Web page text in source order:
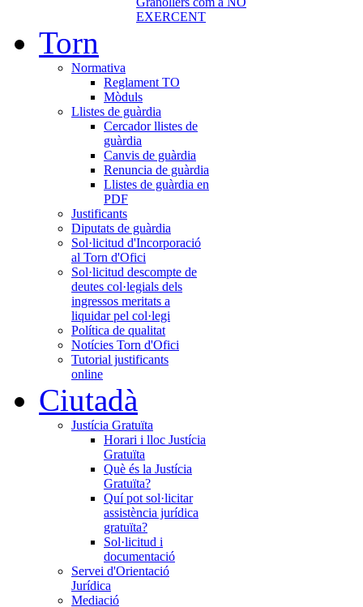
EXERCENT
Torn
Normativa
Reglament TO
Mòduls
Llistes de guàrdia
Cercador llistes de
guàrdia
Canvis de guàrdia
Renuncia de guàrdia
Llistes de guàrdia en
PDF
Justificants
Diputats de guàrdia
Sol·licitud d'Incorporació
al Torn d'Ofici
Sol·licitud descompte de
deutes col·legials dels
ingressos meritats a
liquidar pel col·legi
Política de qualitat
Notícies Torn d'Ofici
Tutorial justificants
online
Ciutadà
Justícia Gratuïta
Horari i lloc Justícia
Gratuïta
Què és la Justícia
Gratuïta?
Quí pot sol·licitar
assistència jurídica
gratuïta?
Sol·licitud i
documentació
Servei d'Orientació
Jurídica
Mediació